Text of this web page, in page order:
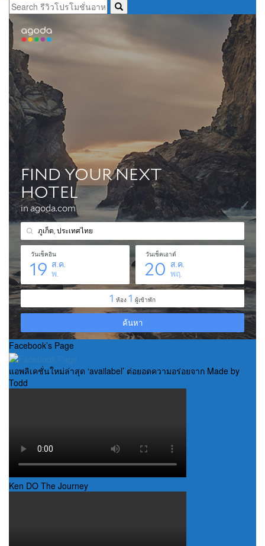
Facebook’s Page
แอพลิเคชั่นใหม่ล่าสุด ‘availabel’ ต่อยอดความอร่อยจาก Made by
Todd
Ken DO The Journey